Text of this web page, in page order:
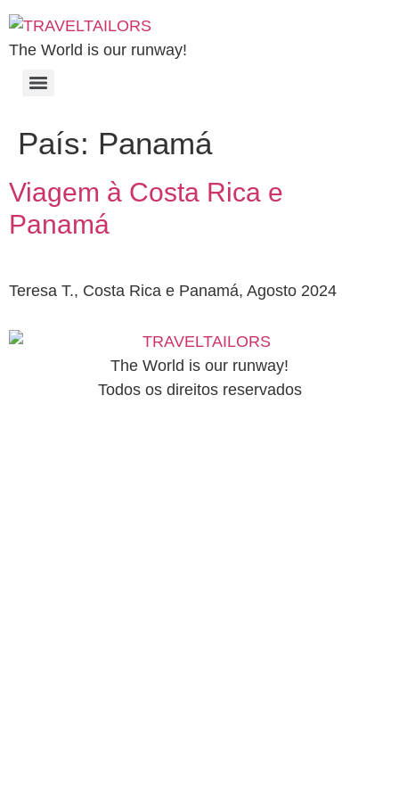
The World is our runway!
País: Panamá
Viagem à Costa Rica e
Panamá
Teresa T., Costa Rica e Panamá, Agosto 2024
The World is our runway!
Todos os direitos reservados